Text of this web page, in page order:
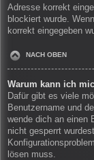
Adresse korrekt
blockiert wurde.
korrekt eingegeben
NACH OBEN
Warum kann ich
Dafür gibt es viele
Benutzername und
wende dich an einen
nicht gesperrt
lösen muss.